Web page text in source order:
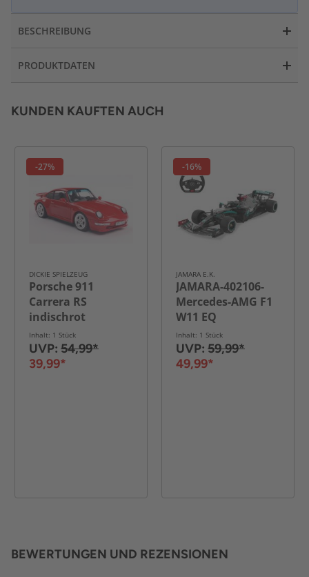
BESCHREIBUNG
PRODUKTDATEN
KUNDEN KAUFTEN AUCH
-27%
DICKIE SPIELZEUG
Porsche 911
Carrera RS
indischrot
Inhalt: 1 Stück
UVP: 54,99*
39,99*
-16%
JAMARA E.K.
JAMARA-402106-
Mercedes-AMG F1
W11 EQ
Performance 1:12
schwarz
Inhalt: 1 Stück
UVP: 59,99*
49,99*
BEWERTUNGEN UND REZENSIONEN